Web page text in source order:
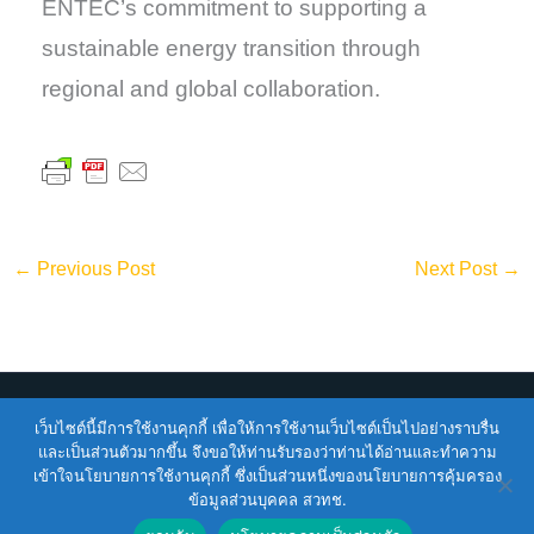
ENTEC’s commitment to supporting a
sustainable energy transition through
regional and global collaboration.
← Previous Post Next Post →
Copyright © 2026ENTEC| Powered byENTEC
Terms of Service |Privacy Policy |NSTDA Website
Security Policy
เว็บไซต์นี้มีการใช้งานคุกกี้ เพื่อให้การใช้งานเว็บไซต์เป็นไปอย่างราบรื่น
และเป็นส่วนตัวมากขึ้น จึงขอให้ท่านรับรองว่าท่านได้อ่านและทำความ
เข้าใจนโยบายการใช้งานคุกกี้ ซึ่งเป็นส่วนหนึ่งของนโยบายการคุ้มครอง
ข้อมูลส่วนบุคคล สวทช.